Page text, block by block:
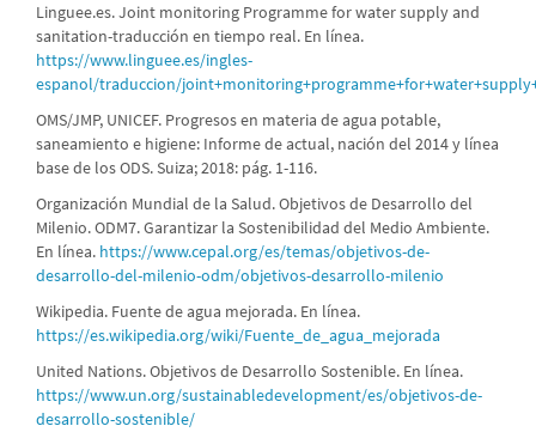
Linguee.es. Joint monitoring Programme for water supply and
sanitation-traducción en tiempo real. En línea.
https://www.linguee.es/ingles-
espanol/traduccion/
OMS/JMP, UNICEF. Progresos en materia de agua potable,
saneamiento e higiene: Informe de actual, nación del 2014 y línea
base de los ODS. Suiza; 2018: pág. 1-116.
Organización Mundial de la Salud. Objetivos de Desarrollo del
Milenio. ODM7. Garantizar la Sostenibilidad del Medio Ambiente.
En línea. https://www.cepal.org/es/temas/objetivos-de-
desarrollo-del-milenio-odm/objetivos-desarrollo-milenio
Wikipedia. Fuente de agua mejorada. En línea.
https://es.wikipedia.org/wiki/Fuente_de_agua_mejorada
United Nations. Objetivos de Desarrollo Sostenible. En línea.
https://www.un.org/sustainabledevelopment/es/objetivos-de-
desarrollo-sostenible/